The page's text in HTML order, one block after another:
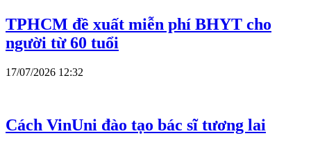
TPHCM đề xuất miễn phí BHYT cho
người từ 60 tuổi
17/07/2026 12:32
Cách VinUni đào tạo bác sĩ tương lai